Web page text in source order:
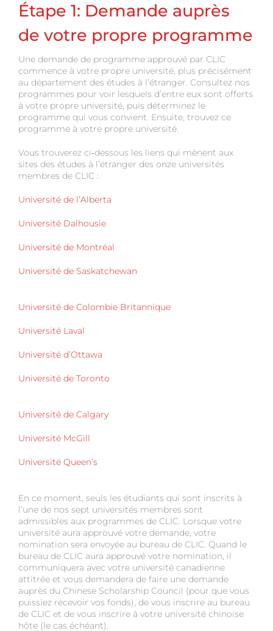
Étape 1: Demande auprès
de votre propre programme
Une demande de programme approuvé par CLIC
commence à votre propre université, plus précisément
au département des études à l’étranger. Consultez nos
programmes pour voir lesquels d’entre eux sont offerts
à votre propre université, puis déterminez le
programme qui vous convient. Ensuite, trouvez ce
programme à votre propre université.
Vous trouverez ci‑dessous les liens qui mènent aux
sites des études à l’étranger des onze universités
membres de CLIC :
Université de l’Alberta
Université Dalhousie
Université de Montréal
Université de Saskatchewan
Université de Colombie Britannique
Université Laval
Université d’Ottawa
Université de Toronto
Université de Calgary
Université McGill
Université Queen’s
En ce moment, seuls les étudiants qui sont inscrits à
l’une de nos sept universités membres sont
admissibles aux programmes de CLIC. Lorsque votre
université aura approuvé votre demande, votre
nomination sera envoyée au bureau de CLIC. Quand le
bureau de CLIC aura approuvé votre nomination, il
communiquera avec votre université canadienne
attitrée et vous demandera de faire une demande
auprès du Chinese Scholarship Council (pour que vous
puissiez recevoir vos fonds), de vous inscrire au bureau
de CLIC et de vous inscrire à votre université chinoise
hôte (le cas échéant).